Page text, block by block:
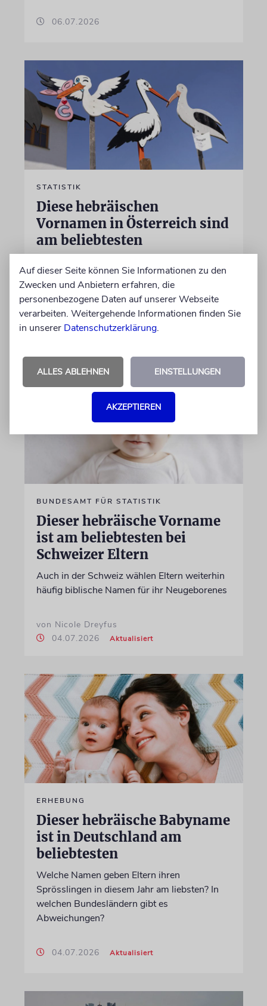
06.07.2026
STATISTIK
Diese hebräischen
Vornamen in Österreich sind
am beliebtesten
Unter den Top Ten sind auch viele Namen
biblischen Ursprungs
von Nicole Dreyfus
BUNDESAMT FÜR STATISTIK
Dieser hebräische Vorname
ist am beliebtesten bei
Schweizer Eltern
Auch in der Schweiz wählen Eltern weiterhin
häufig biblische Namen für ihr Neugeborenes
von Nicole Dreyfus
04.07.2026
Aktualisiert
ERHEBUNG
Dieser hebräische Babyname
ist in Deutschland am
beliebtesten
Welche Namen geben Eltern ihren
Sprösslingen in diesem Jahr am liebsten? In
welchen Bundesländern gibt es
Abweichungen?
04.07.2026 Aktualisiert
Auf dieser Seite können Sie Informationen zu den
Zwecken und Anbietern erfahren, die
personenbezogene Daten auf unserer Webseite
verarbeiten. Weitergehende Informationen finden Sie
in unserer Datenschutzerklärung.
ALLES ABLEHNEN EINSTELLUNGEN
AKZEPTIEREN